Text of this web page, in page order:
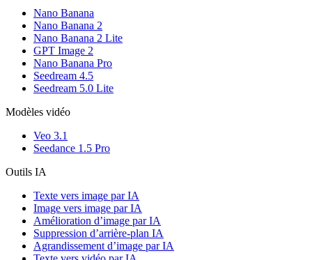
Nano Banana
Nano Banana 2
Nano Banana 2 Lite
GPT Image 2
Nano Banana Pro
Seedream 4.5
Seedream 5.0 Lite
Modèles vidéo
Veo 3.1
Seedance 1.5 Pro
Outils IA
Texte vers image par IA
Image vers image par IA
Amélioration d’image par IA
Suppression d’arrière-plan IA
Agrandissement d’image par IA